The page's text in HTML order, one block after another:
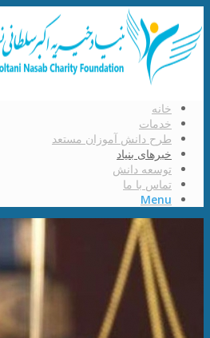
خانه
خدمات
طرح دانش آموزان مستعد
خبرهای بنیاد
توسعه دانش
تماس با ما
Menu